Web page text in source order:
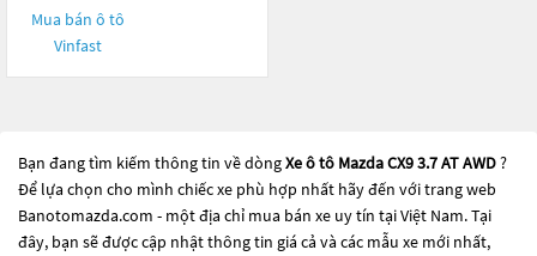
Mua bán ô tô
Vinfast
Bạn đang tìm kiếm thông tin về dòngXe ô tô Mazda CX9 3.7 AT AWD?
Để lựa chọn cho mình chiếc xe phù hợp nhất hãy đến với trang web
Banotomazda.com - một địa chỉ mua bán xe uy tín tại Việt Nam. Tại
đây, bạn sẽ được cập nhật thông tin giá cả và các mẫu xe mới nhất,